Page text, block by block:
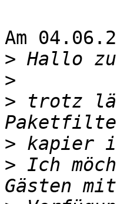
Am
>
>
> trotz
>
> Ich